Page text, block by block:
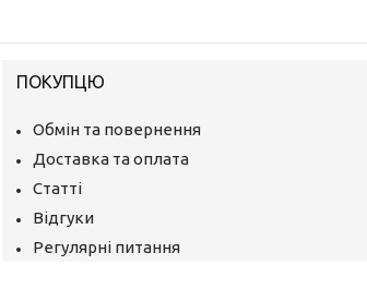
ПОКУПЦЮ
Обмін та повернення
Доставка та оплата
Статті
Відгуки
Регулярні питання